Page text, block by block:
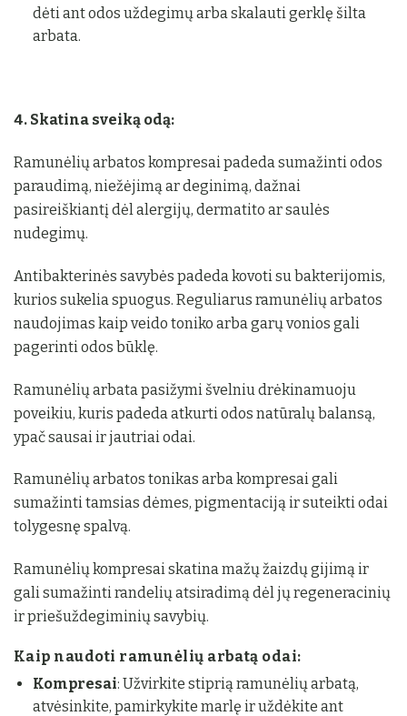
dėti ant odos uždegimų arba skalauti gerklę šilta
arbata.
4. Skatina sveiką odą:
Ramunėlių arbatos kompresai padeda sumažinti odos
paraudimą, niežėjimą ar deginimą, dažnai
pasireiškiantį dėl alergijų, dermatito ar saulės
nudegimų.
Antibakterinės savybės padeda kovoti su bakterijomis,
kurios sukelia spuogus. Reguliarus ramunėlių arbatos
naudojimas kaip veido toniko arba garų vonios gali
pagerinti odos būklę.
Ramunėlių arbata pasižymi švelniu drėkinamuoju
poveikiu, kuris padeda atkurti odos natūralų balansą,
ypač sausai ir jautriai odai.
Ramunėlių arbatos tonikas arba kompresai gali
sumažinti tamsias dėmes, pigmentaciją ir suteikti odai
tolygesnę spalvą.
Ramunėlių kompresai skatina mažų žaizdų gijimą ir
gali sumažinti randelių atsiradimą dėl jų regeneracinių
ir priešuždegiminių savybių.
Kaip naudoti ramunėlių arbatą odai:
Kompresai: Užvirkite stiprią ramunėlių arbatą,
atvėsinkite, pamirkykite marlę ir uždėkite ant